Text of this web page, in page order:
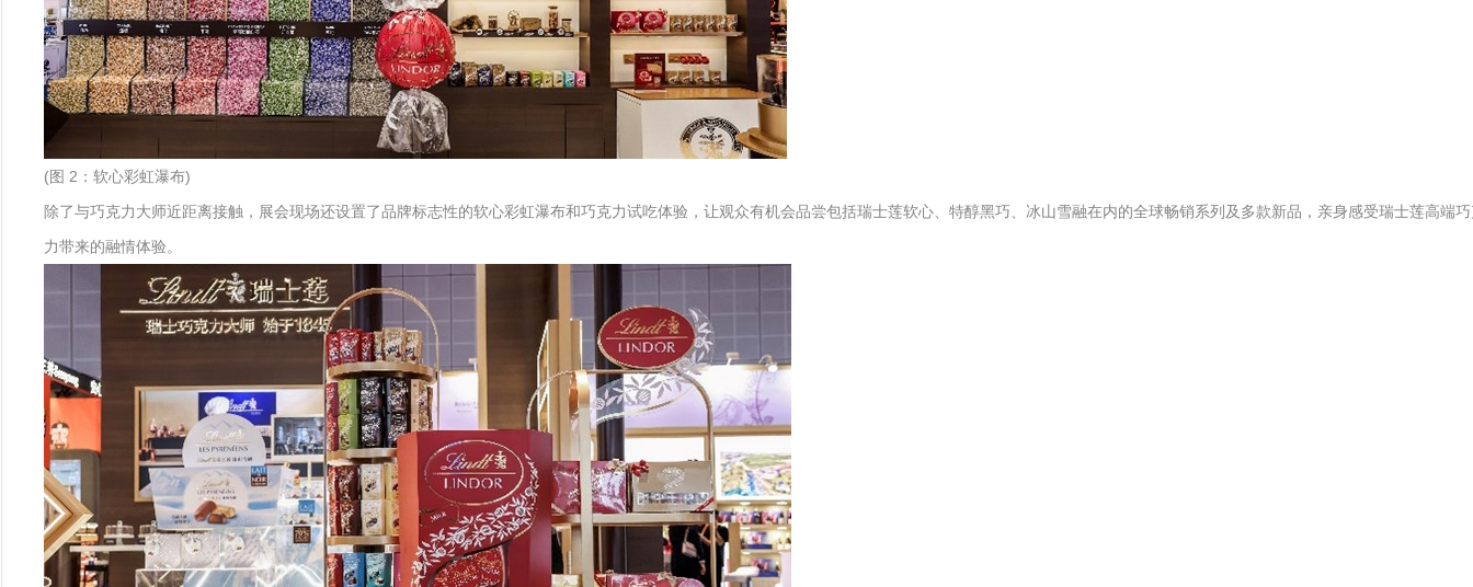
(图 2：软心彩虹瀑布)
除了与巧克力大师近距离接触，展会现场还设置了品牌标志性的软心彩虹瀑布和巧克力试吃体验，让观众有机会品尝包括瑞士莲软心、特醇黑巧、冰山雪融在内的全球畅销系列及多款新品，亲身感受瑞士莲高端
力带来的融情体验。